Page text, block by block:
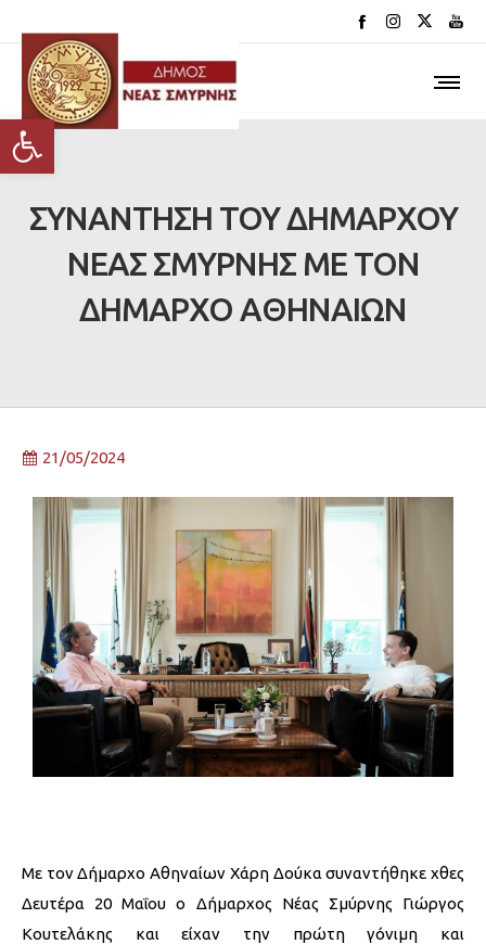
Ανοίξτε τη γραμμή εργαλείων
ΣΥΝΑΝΤΗΣΗ ΤΟΥ ΔΗΜΑΡΧΟΥ
ΝΕΑΣ ΣΜΥΡΝΗΣ ΜΕ ΤΟΝ
ΔΗΜΑΡΧΟ ΑΘΗΝΑΙΩΝ
21/05/2024
Mε τον Δήμαρχο Αθηναίων Χάρη Δούκα συναντήθηκε χθες
Δευτέρα 20 Μαΐου ο Δήμαρχος Νέας Σμύρνης Γιώργος
Κουτελάκης και είχαν την πρώτη γόνιμη και